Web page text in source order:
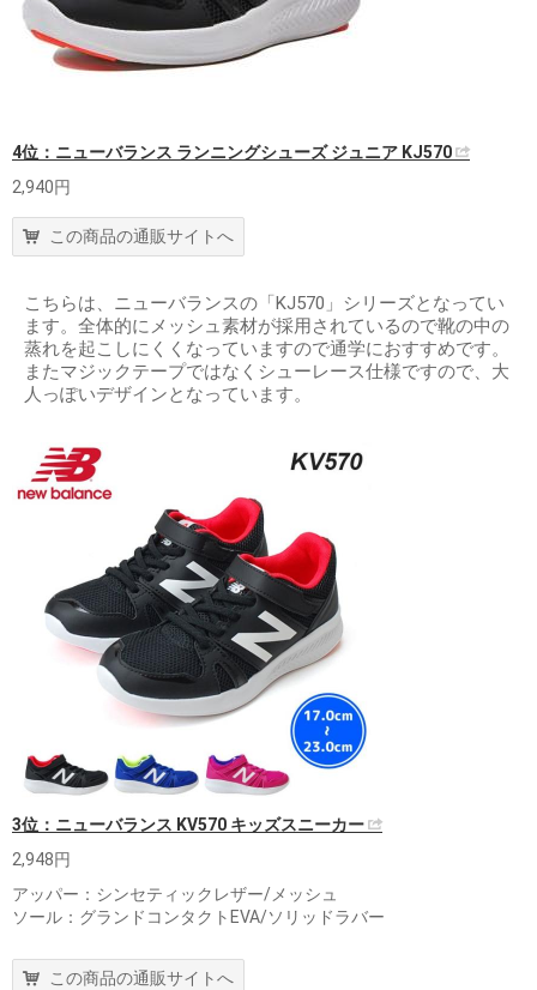
4位：ニューバランス ランニングシューズ ジュニア KJ570
2,940円
この商品の通販サイトへ
こちらは、ニューバランスの「KJ570」シリーズとなってい
ます。全体的にメッシュ素材が採用されているので靴の中の
蒸れを起こしにくくなっていますので通学におすすめです。
またマジックテープではなくシューレース仕様ですので、大
人っぽいデザインとなっています。
3位：ニューバランス KV570 キッズスニーカー
2,948円
アッパー：シンセティックレザー/メッシュ
ソール：グランドコンタクトEVA/ソリッドラバー
この商品の通販サイトへ